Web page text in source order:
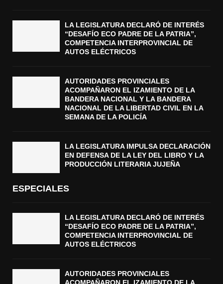
LA LEGISLATURA DECLARÓ DE INTERÉS
“DESAFÍO ECO PADRE DE LA PATRIA”,
COMPETENCIA INTERPROVINCIAL DE
AUTOS ELÉCTRICOS
AUTORIDADES PROVINCIALES
ACOMPAÑARON EL IZAMIENTO DE LA
BANDERA NACIONAL Y LA BANDERA
NACIONAL DE LA LIBERTAD CIVIL EN LA
SEMANA DE LA POLICÍA
LA LEGISLATURA IMPULSA DECLARACIÓN
EN DEFENSA DE LA LEY DEL LIBRO Y LA
PRODUCCIÓN LITERARIA JUJEÑA
ESPECIALES
LA LEGISLATURA DECLARÓ DE INTERÉS
“DESAFÍO ECO PADRE DE LA PATRIA”,
COMPETENCIA INTERPROVINCIAL DE
AUTOS ELÉCTRICOS
AUTORIDADES PROVINCIALES